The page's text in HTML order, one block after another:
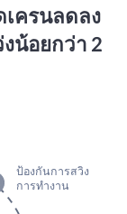
ครนลดลง
น้อยกว่า 2
ป้องกันการสวิง
การทำงาน